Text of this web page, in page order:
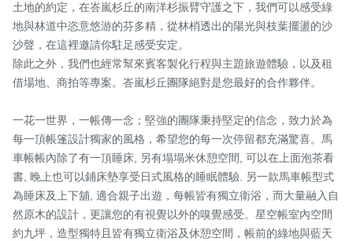
土地的約定，在峇嵐杉丘的南洋杉振臂守護之下，我們可以感受綠
地與林道中恣意悠游的芬多精，從林梢透出的陽光與枝葉擺盪的沙
沙聲，在這裡邀請你駐足感受安定。
除此之外，我們也經常幫來賓客製化行程與主題旅遊體驗，以及租
借場地、商拍等專案。峇嵐杉丘團隊絕對是您最好的合作夥伴。
一花一世界，一帳傳一念；堅強的團隊秉持堅定的信念，致力於為
每一頂帳篷設計獨家的風格，希望您的每一次停留都充滿驚喜。馬
車帳帳內除了有一頂睡床, 另有塌塌米休憩空間, 可以在上面泡茶看
書, 晚上也可以鋪床墊享受日式風格的睡眠體驗. 另一款馬車帳型式
為睡床及上下舖, 適合親子出遊，每帳皆有獨立衛浴，而大量融入自
然原木的設計，更讓您的有視覺以外的嗅覺感受。星空帳室內空間
約九坪，造型獨特且皆有獨立衛浴及休憩空間，帳前的綠地與藍天